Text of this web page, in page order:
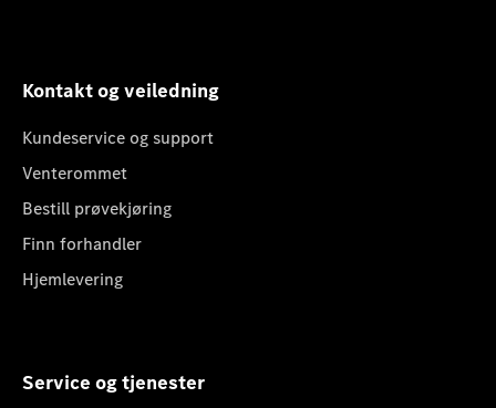
Kontakt og veiledning
Kundeservice og support
Venterommet
Bestill prøvekjøring
Finn forhandler
Hjemlevering
Service og tjenester